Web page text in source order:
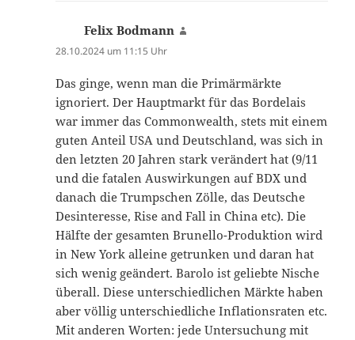
Felix Bodmann
28.10.2024 um 11:15 Uhr
Das ginge, wenn man die Primärmärkte
ignoriert. Der Hauptmarkt für das Bordelais
war immer das Commonwealth, stets mit einem
guten Anteil USA und Deutschland, was sich in
den letzten 20 Jahren stark verändert hat (9/11
und die fatalen Auswirkungen auf BDX und
danach die Trumpschen Zölle, das Deutsche
Desinteresse, Rise and Fall in China etc). Die
Hälfte der gesamten Brunello-Produktion wird
in New York alleine getrunken und daran hat
sich wenig geändert. Barolo ist geliebte Nische
überall. Diese unterschiedlichen Märkte haben
aber völlig unterschiedliche Inflationsraten etc.
Mit anderen Worten: jede Untersuchung mit